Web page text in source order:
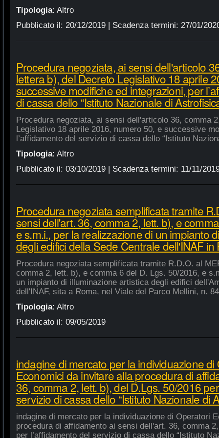
Tipologia: Altro
Pubblicato il: 20/12/2019| Scadenza termini: 27/01/
Procedura negoziata, ai sensi dell'articolo
lettera b), del Decreto Legislativo 18 aprile
successive modifiche ed integrazioni, per
di cassa dello “Istituto Nazionale di
Procedura negoziata, ai sensi dell'articolo 36, comma
Legislativo 18 aprile 2016, numero 50, e successive
l’affidamento del servizio di cassa dello “Istituto
Tipologia: Altro
Pubblicato il: 03/10/2019| Scadenza termini: 11/11/
Procedura negoziata semplificata tramite
sensi dell'art. 36, comma 2, lett. b), e
e s.m.i., per la realizzazione di un impianto
degli edifici della Sede Centrale dell'INAF in
Procedura negoziata semplificata tramite R.D.O. al
comma 2, lett. b), e comma 6 del D. Lgs. 50/2016, e
un impianto di illuminazione artistica degli edifici
dell'INAF, sita a Roma, nel Viale del Parco Mellini, n. 84
Tipologia: Altro
Pubblicato il: 09/05/2019
indagine di mercato per la individuazione di
Economici da invitare alla procedura di
36, comma 2, lett. b), del D.Lgs. 50/2016
servizio di cassa dello “Istituto Nazionale di
indagine di mercato per la individuazione di Operatori
procedura di affidamento ai sensi dell'art. 36, comma
per l’affidamento del servizio di cassa dello “Istituto